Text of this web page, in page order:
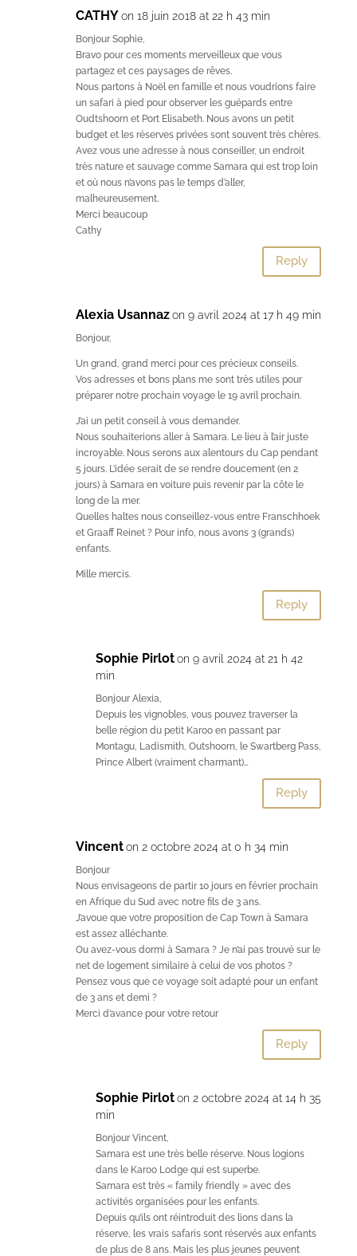
CATHY on 18 juin 2018 at 22 h 43 min
Bonjour Sophie,
Bravo pour ces moments merveilleux que vous
partagez et ces paysages de rêves.
Nous partons à Noël en famille et nous voudrions faire
un safari à pied pour observer les guépards entre
Oudtshoorn et Port Elisabeth. Nous avons un petit
budget et les réserves privées sont souvent très chères.
Avez vous une adresse à nous conseiller, un endroit
très nature et sauvage comme Samara qui est trop loin
et où nous n’avons pas le temps d’aller,
malheureusement.
Merci beaucoup
Cathy
Reply
Alexia Usannaz on 9 avril 2024 at 17 h 49 min
Bonjour,
Un grand, grand merci pour ces précieux conseils.
Vos adresses et bons plans me sont très utiles pour
préparer notre prochain voyage le 19 avril prochain.
J’ai un petit conseil à vous demander.
Nous souhaiterions aller à Samara. Le lieu à l’air juste
incroyable. Nous serons aux alentours du Cap pendant
5 jours. L’idée serait de se rendre doucement (en 2
jours) à Samara en voiture puis revenir par la côte le
long de la mer.
Quelles haltes nous conseillez-vous entre Franschhoek
et Graaff Reinet ? Pour info, nous avons 3 (grands)
enfants.
Mille mercis.
Reply
Sophie Pirlot on 9 avril 2024 at 21 h 42
min
Bonjour Alexia,
Depuis les vignobles, vous pouvez traverser la
belle région du petit Karoo en passant par
Montagu, Ladismith, Outshoorn, le Swartberg Pass,
Prince Albert (vraiment charmant)…
Reply
Vincent on 2 octobre 2024 at 0 h 34 min
Bonjour
Nous envisageons de partir 10 jours en février prochain
en Afrique du Sud avec notre fils de 3 ans.
J’avoue que votre proposition de Cap Town à Samara
est assez alléchante.
Ou avez-vous dormi à Samara ? Je n’ai pas trouvé sur le
net de logement similaire à celui de vos photos ?
Pensez vous que ce voyage soit adapté pour un enfant
de 3 ans et demi ?
Merci d’avance pour votre retour
Reply
Sophie Pirlot on 2 octobre 2024 at 14 h 35
min
Bonjour Vincent,
Samara est une très belle réserve. Nous logions
dans le Karoo Lodge qui est superbe.
Samara est très « family friendly » avec des
activités organisées pour les enfants.
Depuis qu’ils ont réintroduit des lions dans la
réserve, les vrais safaris sont réservés aux enfants
de plus de 8 ans. Mais les plus jeunes peuvent